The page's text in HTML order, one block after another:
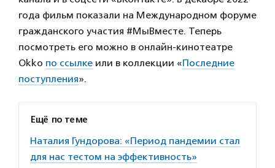
года фильм показали на Международном форуме
гражданского участия #МыВместе. Теперь
посмотреть его можно в онлайн-кинотеатре
Okko по ссылке или в коллекции «Последние
поступления».
Ещё по теме
Наталия Гундорова: «Период пандемии стал
для нас тестом на эффективность»